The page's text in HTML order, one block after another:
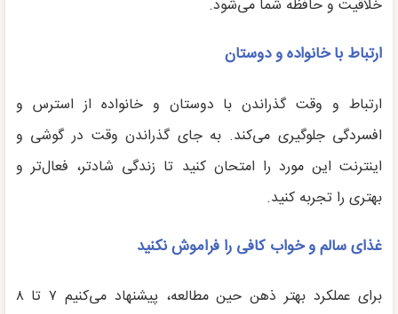
خلاقیت و حافظه شما می‌شود.
ارتباط با خانواده و دوستان
ارتباط و وقت گذراندن با دوستان و خانواده از استرس و
افسردگی جلوگیری می‌کند. به جای گذراندن وقت در گوشی و
اینترنت این مورد را امتحان کنید تا زندگی شادتر، فعال‌تر و
بهتری را تجربه کنید.
غذای سالم و خواب کافی را فراموش نکنید
برای عملکرد بهتر ذهن حین مطالعه، پیشنهاد می‌کنیم ۷ تا ۸